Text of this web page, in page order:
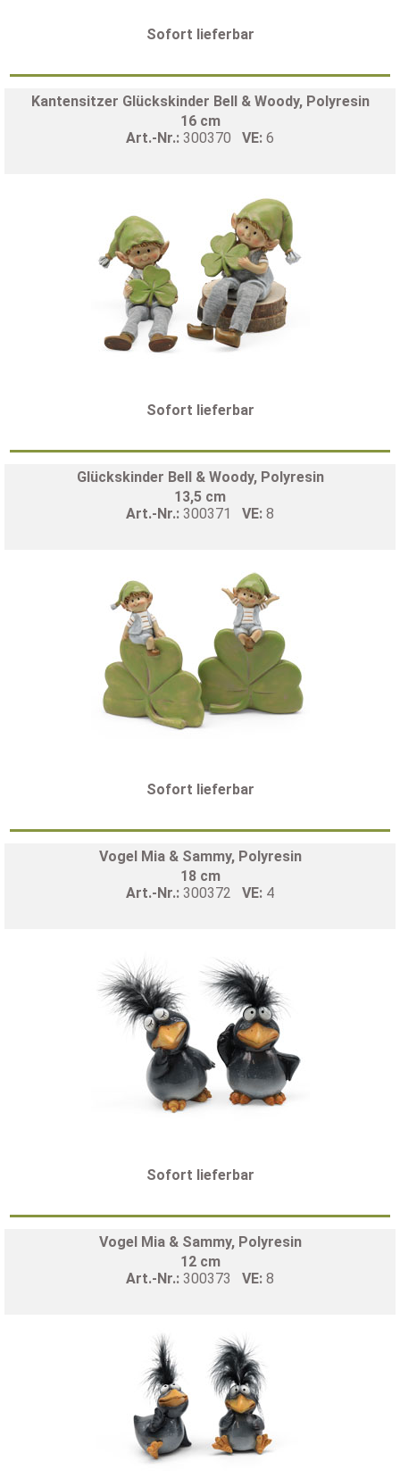
Sofort lieferbar
Kantensitzer Glückskinder Bell & Woody, Polyresin
16 cm
Art.-Nr.: 300370 VE: 6
Sofort lieferbar
Glückskinder Bell & Woody, Polyresin
13,5 cm
Art.-Nr.: 300371 VE: 8
Sofort lieferbar
Vogel Mia & Sammy, Polyresin
18 cm
Art.-Nr.: 300372 VE: 4
Sofort lieferbar
Vogel Mia & Sammy, Polyresin
12 cm
Art.-Nr.: 300373 VE: 8